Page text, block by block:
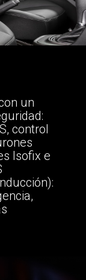
un
control
Isofix e